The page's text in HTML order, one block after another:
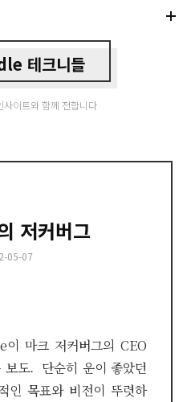
테크니들
사이트와 함께 전합니다
저커버그
05-07
마크 저커버그의 CEO
보도. 단순히 운이 좋았던
인 목표와 비전이 뚜렷하